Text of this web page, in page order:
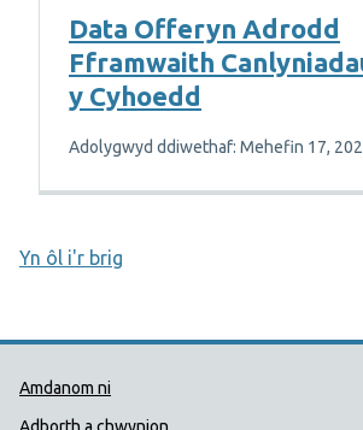
Data Offeryn Adrodd
Fframwaith
y Cyhoedd
Adolygwyd ddiwethaf: Mehefin 17,
Yn ôl i'r brig
Dolenni Cymorth
Amdanom ni